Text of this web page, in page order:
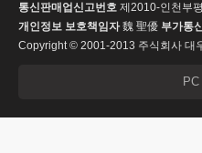
통신판매업신고번호 제2010-인천부
개인정보 보호책임자魏 聖優 부가통
Copyright © 2001-2013 주식회사 대